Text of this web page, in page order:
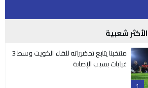
2
3
بعد أزمة “القبلة”، روبياليس يستقيل من
رئاسة الاتحاد الإسباني لكرة القدم و قد
يواجه تُهما جنائية